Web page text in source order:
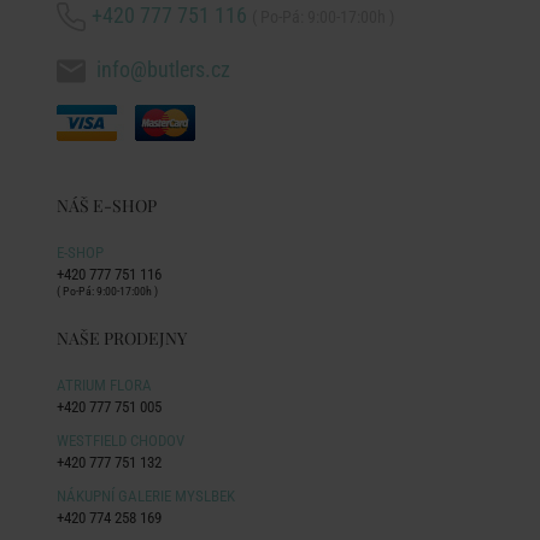
+420 777 751 116
info@butlers.cz
NÁŠ E-SHOP
E-SHOP
+420 777 751 116
( Po-Pá: 9:00-17:00h )
NAŠE PRODEJNY
ATRIUM FLORA
+420 777 751 005
WESTFIELD CHODOV
+420 777 751 132
NÁKUPNÍ GALERIE MYSLBEK
+420 774 258 169